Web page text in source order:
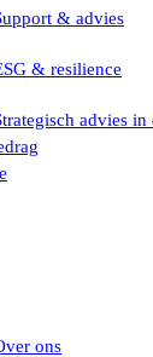
& advies
& resilience
advies
ons